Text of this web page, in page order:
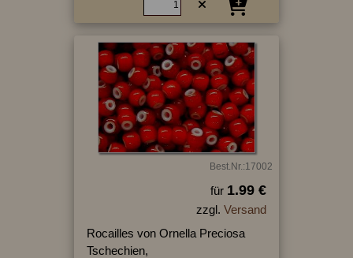
Best.Nr.:17002
für 1.99 €
zzgl. Versand
Rocailles von Ornella Preciosa
Tschechien,